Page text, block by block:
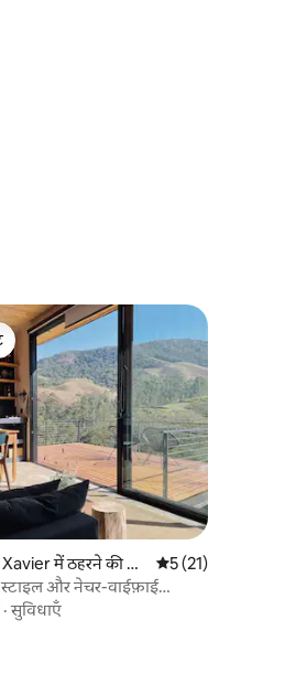
में ठहरने की ज
औसत रेटिंग 5 में से 5,
5 (21)
और नेचर-वाईफ़ाई
·सुविधाएँ